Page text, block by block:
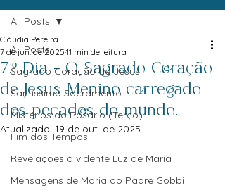
All Posts
Sagrado Coração de Jesus
Santíssimo Sacramento
Mistérios do Rosário (Terço)
Fim dos Tempos
Revelações à vidente Luz de Maria
Mensagens de Maria ao Padre Gobbi
All Posts
7.º Dia - O Sagrado Coração
de Jesus Menino carregado
dos pecados do mundo.
Cláudia Pereira
7 de jun. de 2025 11 min de leitura
Atualizado: 19 de out. de 2025